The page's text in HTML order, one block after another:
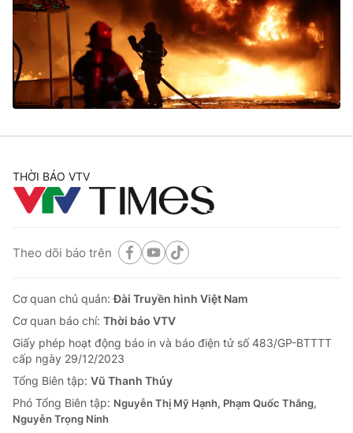
Tin tức
Thế giới đó đây
Câu chuyện quốc tế
Kinh tế
Tài chính
Thị trường
Góc doanh nghiệp
Dữ liệu và đời sống
Truyền hình
Phim VTV
Hậu trường
Giải sao mai
Giải trí
Điện ảnh
Âm nhạc
Du lịch
Làm đẹp
Chất lượng cuộc sống
Tuyển sinh
Học trực tuyến
Công nghệ
Hitech Công nghệ tương lai
Sản phẩm
Thị trường
Giao lưu trực tuyến
Lịch phát sóng
THỜI BÁO VTV
Theo dõi báo trên
Cơ quan chủ quản:Đài Truyền hình Việt Nam
Cơ quan báo chí: Thời báo VTV
Giấy phép hoạt động báo in và báo điện tử số 483/GP-BTTTT
cấp ngày 29/12/2023
Tổng Biên tập: Vũ Thanh Thủy
Phó Tổng Biên tập: Nguyễn Thị Mỹ Hạnh, Phạm Quốc Thắng,
Nguyễn Trọng Ninh